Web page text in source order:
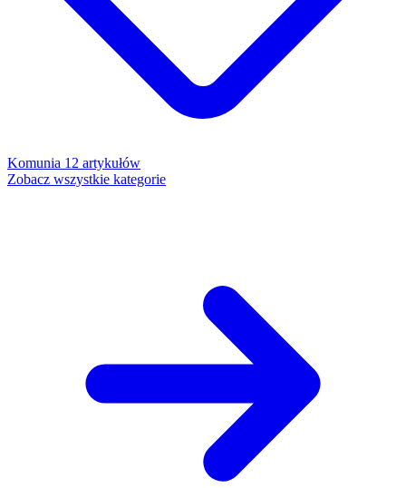
Komunia 12 artykułów
Zobacz wszystkie kategorie